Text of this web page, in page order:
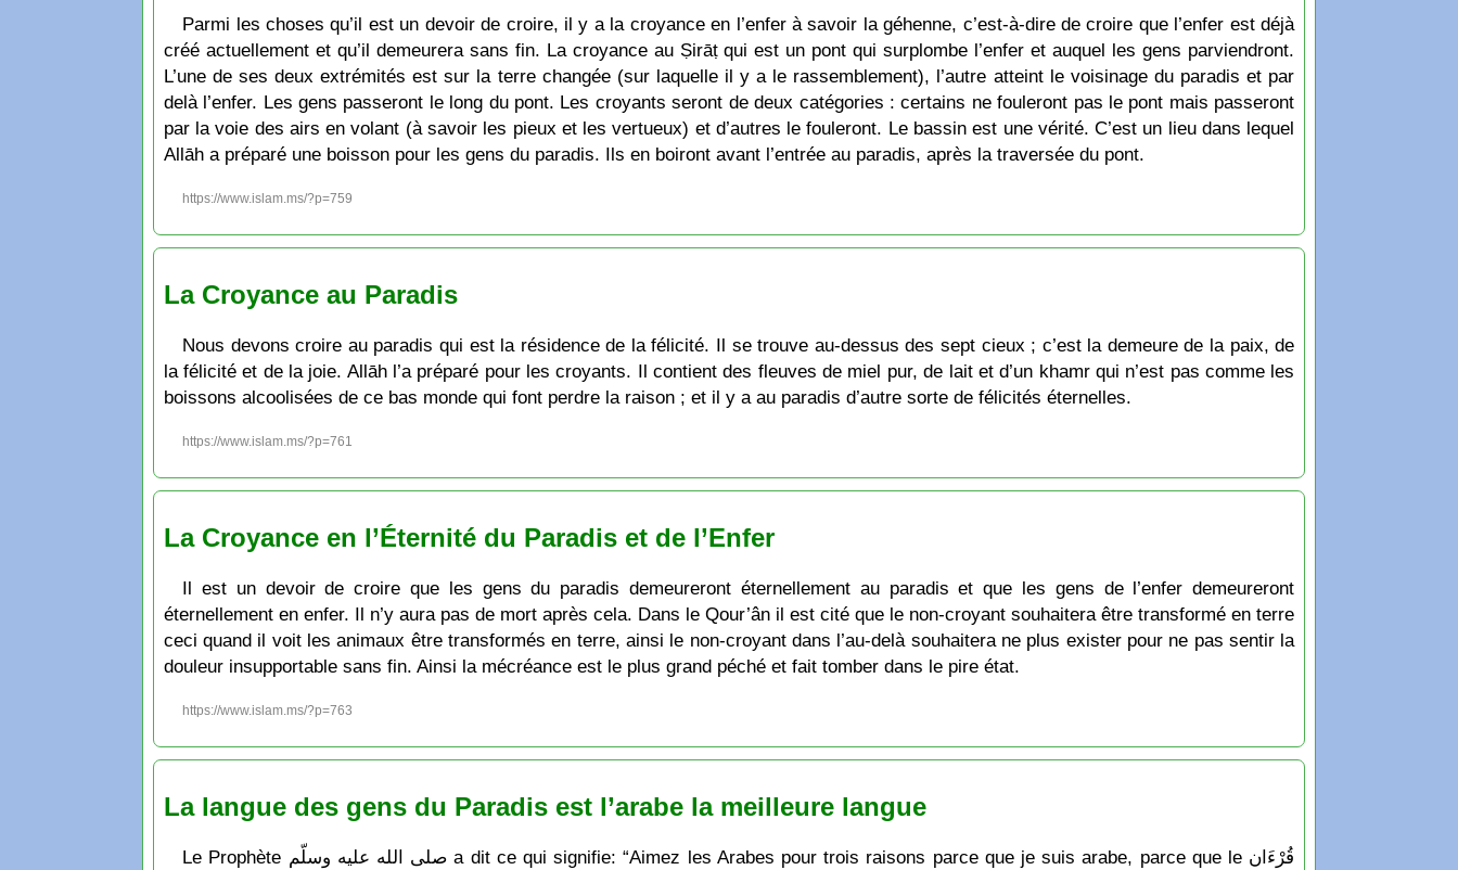
Parmi les choses qu’il est un devoir de croire, il y a la croyance en l’enfer à savoir la géhenne, c’est-à-dire de croire que l’enfer est déjà
créé actuellement et qu’il demeurera sans fin. La croyance au Ṣirāṭ qui est un pont qui surplombe l’enfer et auquel les gens parviendront.
L’une de ses deux extrémités est sur la terre changée (sur laquelle il y a le rassemblement), l’autre atteint le voisinage du paradis et par
delà l’enfer. Les gens passeront le long du pont. Les croyants seront de deux catégories : certains ne fouleront pas le pont mais passeront
par la voie des airs en volant (à savoir les pieux et les vertueux) et d’autres le fouleront. Le bassin est une vérité. C’est un lieu dans lequel
Allāh a préparé une boisson pour les gens du paradis. Ils en boiront avant l’entrée au paradis, après la traversée du pont.
https://www.islam.ms/?p=759
La Croyance au Paradis
Nous devons croire au paradis qui est la résidence de la félicité. Il se trouve au-dessus des sept cieux ; c’est la demeure de la paix, de
la félicité et de la joie. Allāh l’a préparé pour les croyants. Il contient des fleuves de miel pur, de lait et d’un khamr qui n’est pas comme les
boissons alcoolisées de ce bas monde qui font perdre la raison ; et il y a au paradis d’autre sorte de félicités éternelles.
https://www.islam.ms/?p=761
La Croyance en l’Éternité du Paradis et de l’Enfer
Il est un devoir de croire que les gens du paradis demeureront éternellement au paradis et que les gens de l’enfer demeureront
éternellement en enfer. Il n’y aura pas de mort après cela. Dans le Qour’ân il est cité que le non-croyant souhaitera être transformé en terre
ceci quand il voit les animaux être transformés en terre, ainsi le non-croyant dans l’au-delà souhaitera ne plus exister pour ne pas sentir la
douleur insupportable sans fin. Ainsi la mécréance est le plus grand péché et fait tomber dans le pire état.
https://www.islam.ms/?p=763
La langue des gens du Paradis est l’arabe la meilleure langue
Le Prophète صلى الله عليه وسلّم a dit ce qui signifie: “Aimez les Arabes pour trois raisons parce que je suis arabe, parce que le قُرْءَان